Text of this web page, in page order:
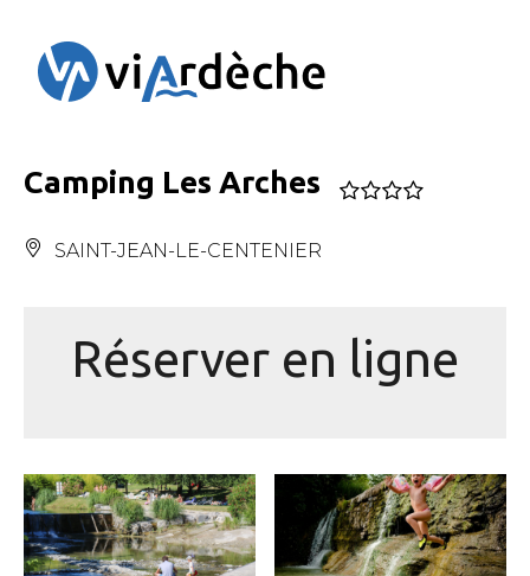
Camping Les Arches
SAINT-JEAN-LE-CENTENIER
Réserver en ligne